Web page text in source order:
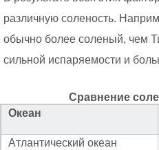
различную соленость.
обычно более соленый, чем
сильной испаряемости и
Сравнение
Океан
Атлантический океан